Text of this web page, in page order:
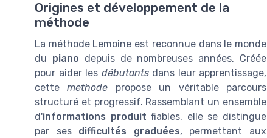
Origines et développement de la
méthode
La méthode Lemoine est reconnue dans le monde
du piano depuis de nombreuses années. Créée
pour aider les débutantsdans leur apprentissage,
cettemethode propose un véritable parcours
structuré et progressif. Rassemblant un ensemble
d'informations produit fiables, elle se distingue
par ses difficultés graduées, permettant aux